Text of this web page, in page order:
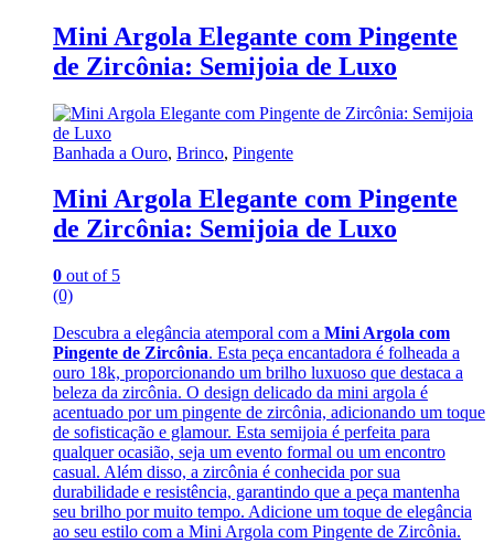
Mini Argola Elegante com Pingente
de Zircônia: Semijoia de Luxo
Banhada a Ouro, Brinco, Pingente
Mini Argola Elegante com Pingente
de Zircônia: Semijoia de Luxo
0 out of 5
(0)
Descubra a elegância atemporal com a Mini Argola com
Pingente de Zircônia. Esta peça encantadora é folheada a
ouro 18k, proporcionando um brilho luxuoso que destaca a
beleza da zircônia. O design delicado da mini argola é
acentuado por um pingente de zircônia, adicionando um toque
de sofisticação e glamour. Esta semijoia é perfeita para
qualquer ocasião, seja um evento formal ou um encontro
casual. Além disso, a zircônia é conhecida por sua
durabilidade e resistência, garantindo que a peça mantenha
seu brilho por muito tempo. Adicione um toque de elegância
ao seu estilo com a Mini Argola com Pingente de Zircônia.